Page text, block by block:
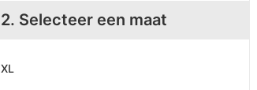
2. Selecteer een maat
XL